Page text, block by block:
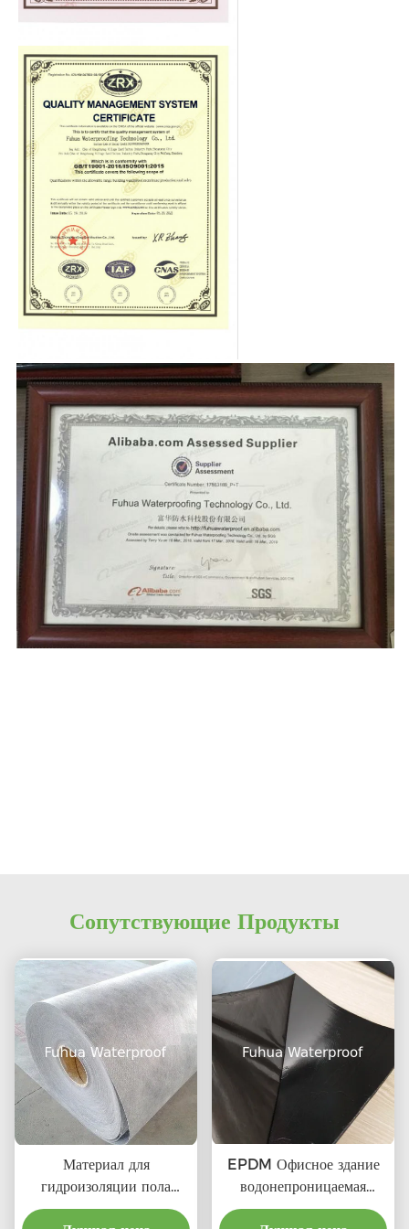
Сопутствующие Продукты
Материал для
гидроизоляции пола
ванной комнаты PP PE
EPDM Офисное здание
водонепроницаемая
мембрана 60mil УФ-